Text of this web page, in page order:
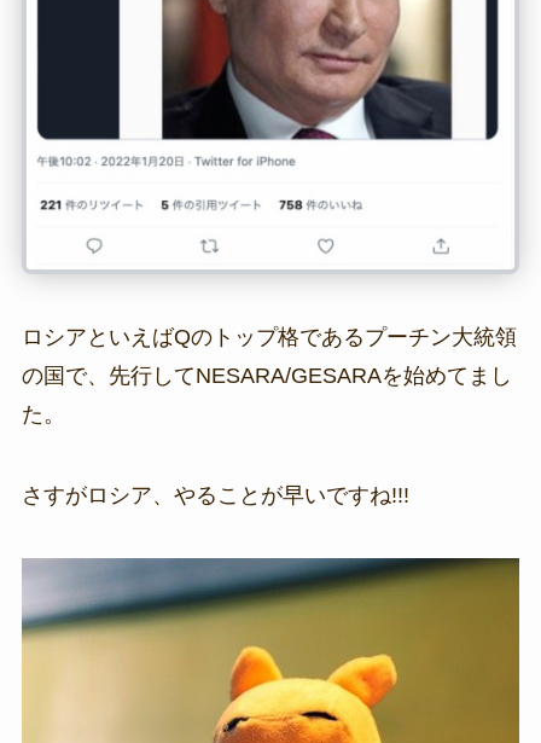
ロシアといえばQのトップ格であるプーチン大統領
の国で、先行してNESARA/GESARAを始めてまし
た。
さすがロシア、やることが早いですね!!!